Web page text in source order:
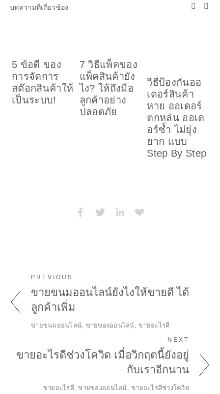
บทความที่เกี่ยวข้อง
5 ข้อดี ของ
การจัดการ
สต๊อกสินค้าให้
เป็นระบบ!
7 วิธีแพ็คของ
แพ็คสินค้ายัง
ไง? ให้ถึงมือ
ลูกค้าอย่าง
ปลอดภัย
วีธีป้องกันออ
เดอร์สินค้า
หาย ออเดอร์
ตกหล่น ออเด
อร์ซ้ำ ไม่ยุ่ง
ยาก แบบ
Step By Step
PREVIOUS
ขายขนมออนไลน์ยังไงให้ขายดี ได้
ลูกค้าเพิ่ม
ขายขนมออนไลน์, ขายของออนไลน์, ขายอะไรดี
NEXT
ขายอะไรดีช่วงโควิด เมื่อวิกฤตนี้ยังอยู่
กับเราอีกนาน
ขายอะไรดี, ขายของออนไลน์, ขายอะไรดีช่วงโควิด